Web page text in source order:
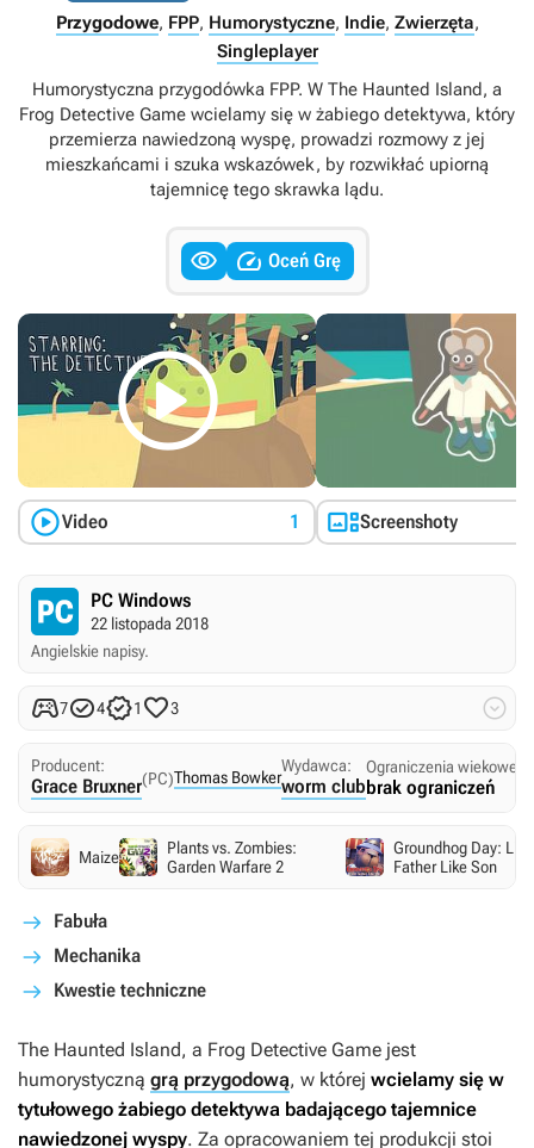
Przygodowe, FPP, Humorystyczne, Indie, Zwierzęta,
Singleplayer
Humorystyczna przygodówka FPP. W The Haunted Island, a
Frog Detective Game wcielamy się w żabiego detektywa, który
przemierza nawiedzoną wyspę, prowadzi rozmowy z jej
mieszkańcami i szuka wskazówek, by rozwikłać upiorną
tajemnicę tego skrawka lądu.
  Oceń Grę

Video 1 Screenshoty
PC Windows
22 listopada 2018
Angielskie napisy.
741 3 
Producent:
Grace Bruxner(PC)Thomas Bowker
Wydawca:
worm club
Ograniczenia wiekowe:
brak ograniczeń
Maize
Plants vs. Zombies:
Garden Warfare 2
Groundhog Day: Like
Father Like Son
Fabuła
Mechanika
Kwestie techniczne
The Haunted Island, a Frog Detective Game jest
humorystyczną grą przygodową, w której wcielamy się w
tytułowego żabiego detektywa badającego tajemnice
nawiedzonej wyspy. Za opracowaniem tej produkcji stoi